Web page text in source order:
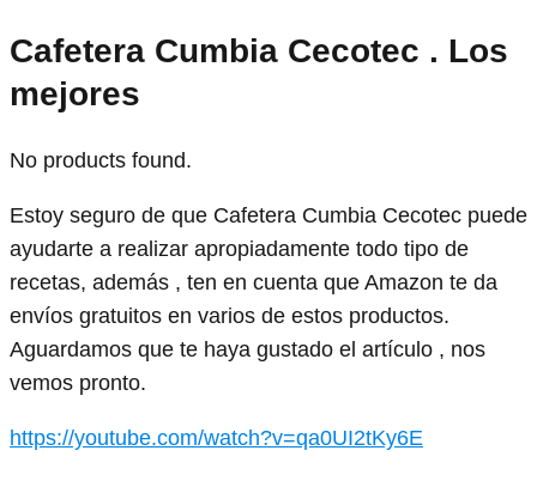
Cafetera Cumbia Cecotec . Los
mejores
No products found.
Estoy seguro de que Cafetera Cumbia Cecotec puede
ayudarte a realizar apropiadamente todo tipo de
recetas, además , ten en cuenta que Amazon te da
envíos gratuitos en varios de estos productos.
Aguardamos que te haya gustado el artículo , nos
vemos pronto.
https://youtube.com/watch?v=qa0UI2tKy6E